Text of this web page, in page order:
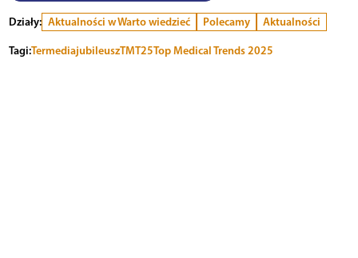
Działy: Aktualności w Warto wiedzieć Polecamy
Aktualności
Tagi:TermediajubileuszTMT25Top Medical Trends 2025